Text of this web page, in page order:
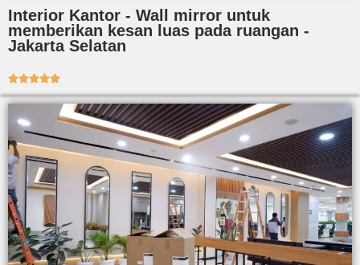
Interior Kantor - Wall mirror untuk
memberikan kesan luas pada ruangan -
Jakarta Selatan
